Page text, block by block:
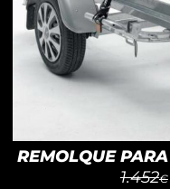
REMOLQUE
1.452€